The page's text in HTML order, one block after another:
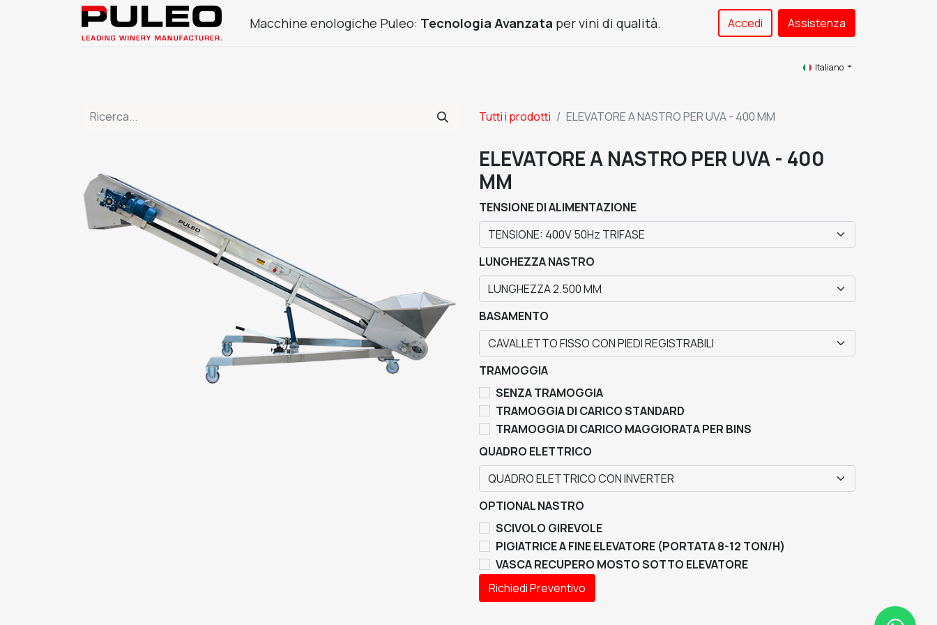
Macchine enologiche Puleo: Tecnologia Avanzata per vini di qualità. Accedi Assistenza​
Italiano
Tutti i prodotti ELEVATORE A NASTRO PER UVA - 400 MM
ELEVATORE A NASTRO PER UVA - 400
MM
TENSIONE DI ALIMENTAZIONE
LUNGHEZZA NASTRO
BASAMENTO
TRAMOGGIA
SENZA TRAMOGGIA
TRAMOGGIA DI CARICO STANDARD
TRAMOGGIA DI CARICO MAGGIORATA PER BINS
QUADRO ELETTRICO
OPTIONAL NASTRO
SCIVOLO GIREVOLE
PIGIATRICE A FINE ELEVATORE (PORTATA 8-12 TON/H)
VASCA RECUPERO MOSTO SOTTO ELEVATORE
Richiedi Preventivo